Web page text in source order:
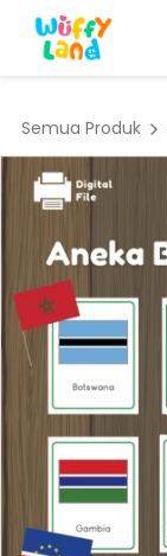
Semua Produk